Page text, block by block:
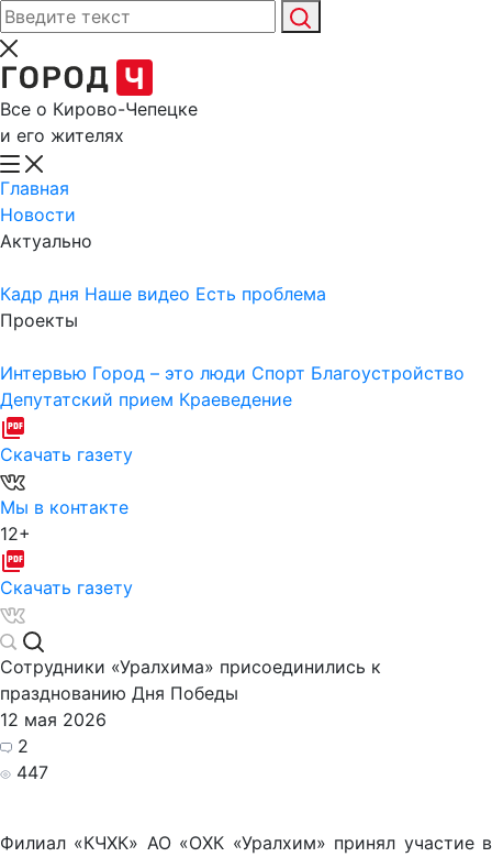
Все о Кирово-Чепецке
и его жителях
Главная
Новости
Актуально
Кадр дня Наше видео Есть проблема
Проекты
Интервью Город – это люди Спорт Благоустройство
Депутатский прием Краеведение
Скачать газету
Мы в контакте
12+
Скачать газету
Сотрудники «Уралхима» присоединились к
празднованию Дня Победы
12 мая 2026
2
447
Филиал «КЧХК» АО «ОХК «Уралхим» принял участие в